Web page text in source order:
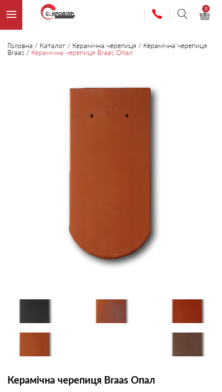
0
Головна / Каталог / Керамічна черепиця / Керамічна черепиця
Braas / Керамічна черепиця Braas Опал
Керамічна черепиця Braas Опал